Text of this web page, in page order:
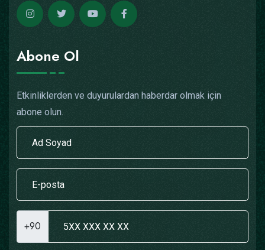
Abone Ol
Etkinliklerden ve duyurulardan haberdar olmak için
abone olun.
+90